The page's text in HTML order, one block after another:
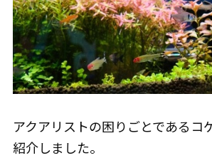
アクアリストの困りごとであるコ
紹介しました。